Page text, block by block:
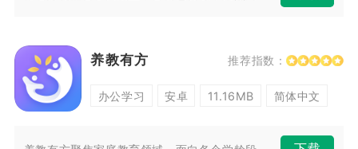
养教有方 推荐指数：
办公学习 安卓 11.16MB 简体中文